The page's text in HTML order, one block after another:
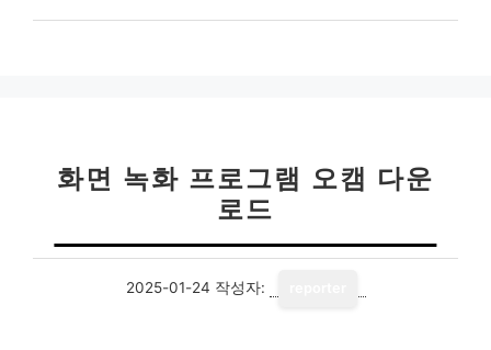
화면 녹화 프로그램 오캠 다운
로드
2025-01-24 작성자: